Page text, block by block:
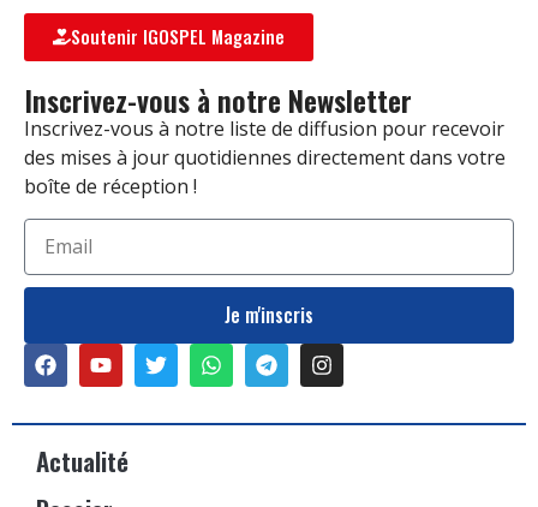
Soutenir IGOSPEL Magazine
Inscrivez-vous à notre Newsletter
Inscrivez-vous à notre liste de diffusion pour recevoir
des mises à jour quotidiennes directement dans votre
boîte de réception !
Je m'inscris
Actualité